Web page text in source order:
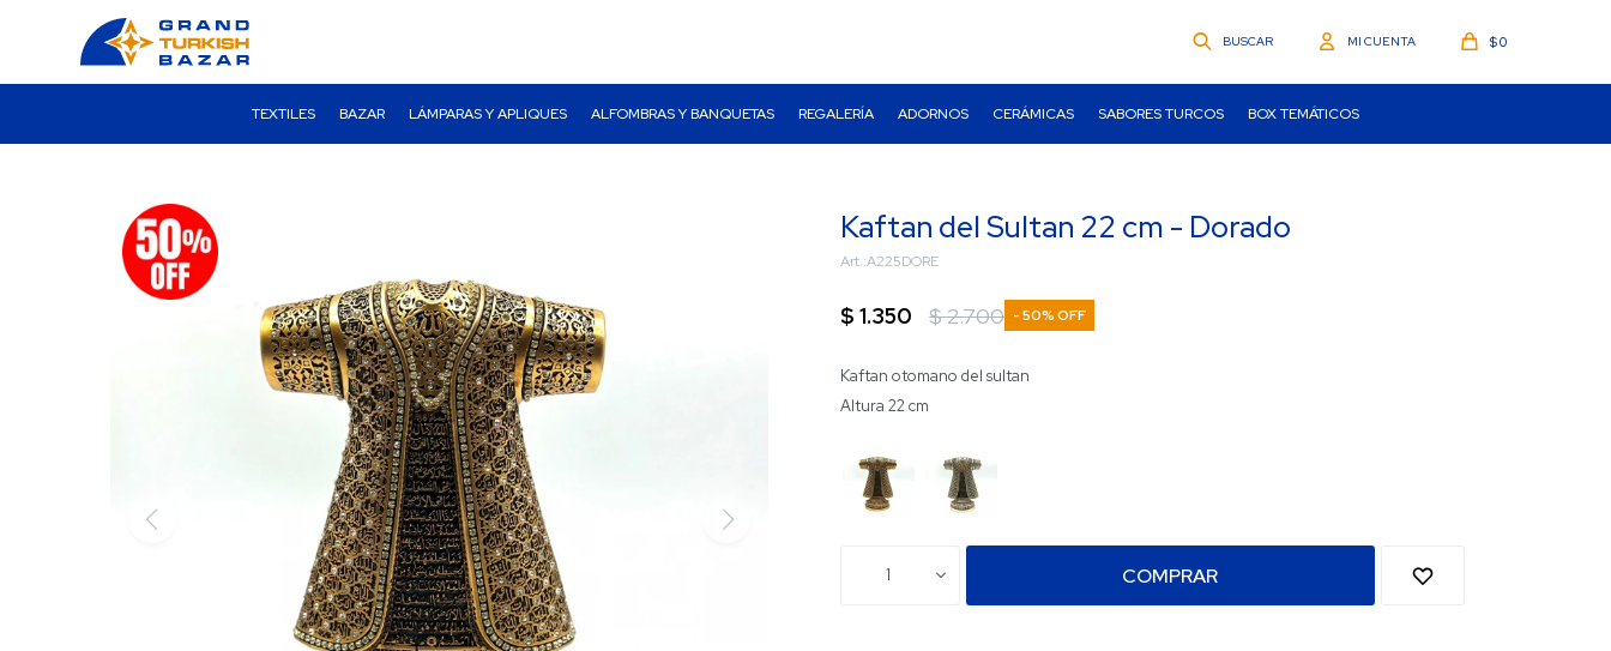
TEXTILES BAZAR LÁMPARAS Y APLIQUES ALFOMBRAS Y BANQUETAS REGALERÍA ADORNOS CERÁMICAS SABORES TURCOS BOX TEMÁTICOS
$0
Kaftan del Sultan 22 cm - Dorado
A225DORE
$ 1.350 $2.700 50
Kaftan otomano del sultan
Altura 22 cm
1 COMPRAR